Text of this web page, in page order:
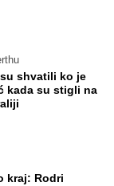
shvatili ko je
kada su stigli na
kraj: Rodri